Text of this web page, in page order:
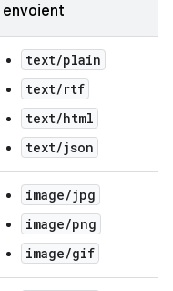
envoient
text/plain
text/rtf
text/html
text/json
image/jpg
image/png
image/gif